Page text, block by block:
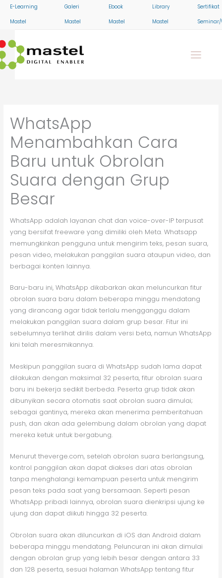
SkipE-Learning
Mastel
Galeri
Mastel
Ebook
Mastel
Library
Mastel
Sertifikat
WhatsApp
Menambahkan Cara
Baru untuk Obrolan
Suara dengan Grup
Besar
WhatsApp adalah layanan chat dan voice-over-IP terpusat
yang bersifat freeware yang dimiliki oleh Meta. Whatsapp
memungkinkan pengguna untuk mengirim teks, pesan suara,
pesan video, melakukan panggilan suara ataupun video, dan
berbagai konten lainnya.
Baru-baru ini, WhatsApp dikabarkan akan meluncurkan fitur
obrolan suara baru dalam beberapa minggu mendatang
yang dirancang agar tidak terlalu mengganggu dalam
melakukan panggilan suara dalam grup besar. Fitur ini
sebelumnya terlihat dirilis dalam versi beta, namun WhatsApp
kini telah meresmikannya.
Meskipun panggilan suara di WhatsApp sudah lama dapat
dilakukan dengan maksimal 32 peserta, fitur obrolan suara
baru ini bekerja sedikit berbeda. Peserta grup tidak akan
dibunyikan secara otomatis saat obrolan suara dimulai;
sebagai gantinya, mereka akan menerima pemberitahuan
push, dan akan ada gelembung dalam obrolan yang dapat
mereka ketuk untuk bergabung.
Menurut theverge.com, setelah obrolan suara berlangsung,
kontrol panggilan akan dapat diakses dari atas obrolan
tanpa menghalangi kemampuan peserta untuk mengirim
pesan teks pada saat yang bersamaan. Seperti pesan
WhatsApp pribadi lainnya, obrolan suara dienkripsi ujung ke
ujung dan dapat diikuti hingga 32 peserta.
Obrolan suara akan diluncurkan di iOS dan Android dalam
beberapa minggu mendatang. Peluncuran ini akan dimulai
dengan obrolan grup yang lebih besar dengan antara 33
dan 128 peserta, sesuai halaman WhatsApp tentang fitur